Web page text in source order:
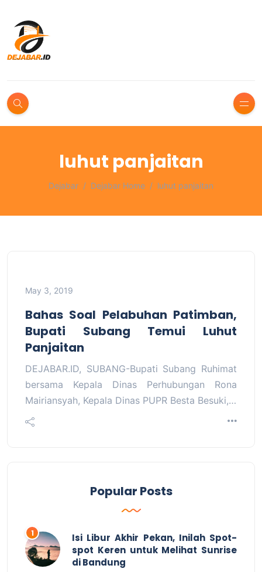
luhut panjaitan
Dejabar Dejabar Home luhut panjaitan
May 3, 2019
Bahas Soal Pelabuhan Patimban,
Bupati Subang Temui Luhut
Panjaitan
DEJABAR.ID, SUBANG-Bupati Subang Ruhimat
bersama Kepala Dinas Perhubungan Rona
Mairiansyah, Kepala Dinas PUPR Besta Besuki,…
Popular Posts
Isi Libur Akhir Pekan, Inilah Spot-
spot Keren untuk Melihat Sunrise
di Bandung